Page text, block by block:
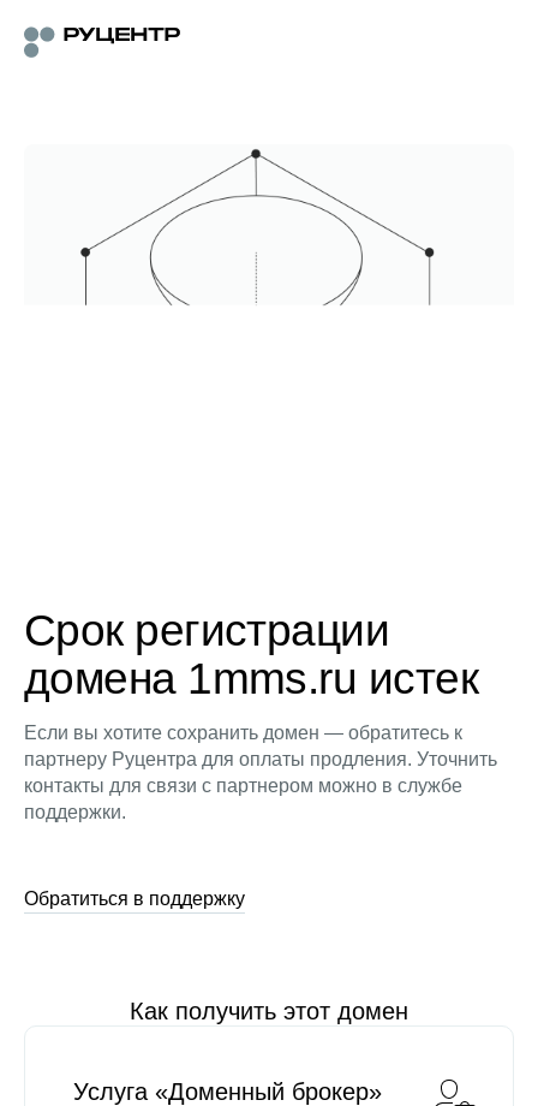
Срок регистрации
домена 1mms.ru истек
Если вы хотите сохранить домен — обратитесь к
партнеру Руцентра для оплаты продления. Уточнить
контакты для связи с партнером можно в службе
поддержки.
Обратиться в поддержку
Как получить этот домен
Услуга «Доменный брокер»